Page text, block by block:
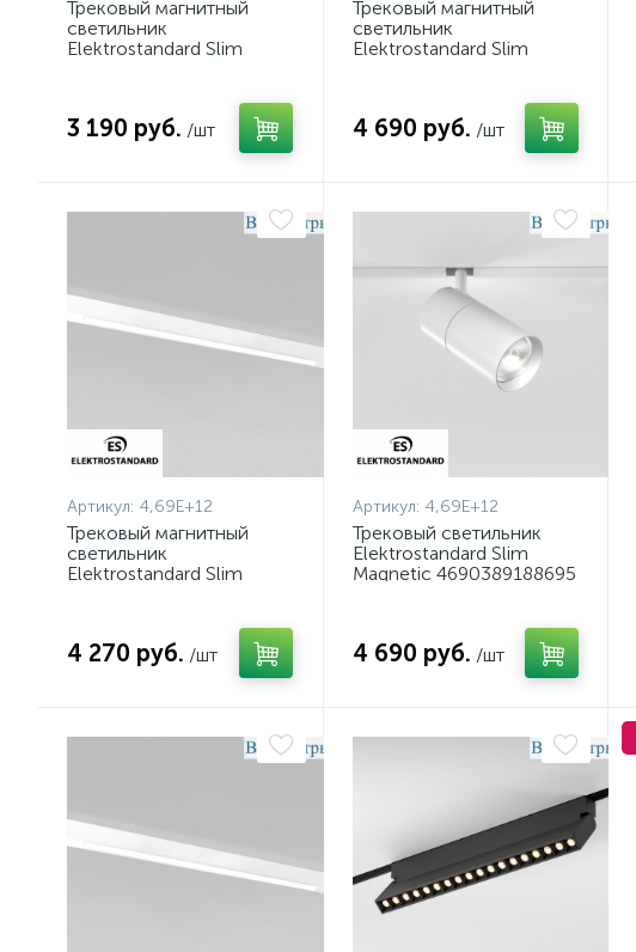
Трековый магнитный
светильник
Elektrostandard Slim
3 190 руб. /шт
Трековый магнитный
светильник
Elektrostandard Slim
4 690 руб. /шт
Артикул: 4,69E+12
Трековый магнитный
светильник
Elektrostandard Slim
4 270 руб. /шт
Артикул: 4,69E+12
Трековый светильник
Elektrostandard Slim
Magnetic 4690389188695
4 690 руб. /шт